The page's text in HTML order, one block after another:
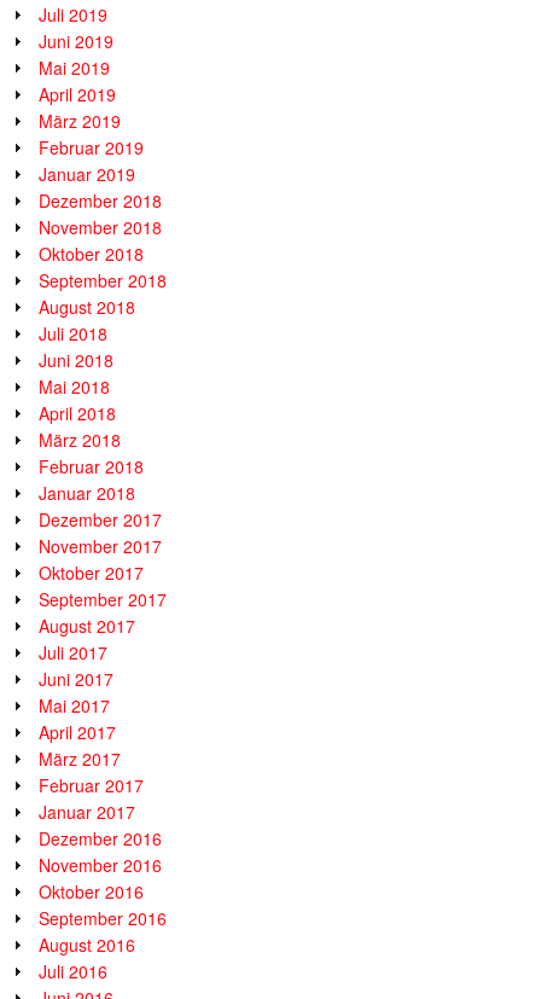
Juli 2019
Juni 2019
Mai 2019
April 2019
März 2019
Februar 2019
Januar 2019
Dezember 2018
November 2018
Oktober 2018
September 2018
August 2018
Juli 2018
Juni 2018
Mai 2018
April 2018
März 2018
Februar 2018
Januar 2018
Dezember 2017
November 2017
Oktober 2017
September 2017
August 2017
Juli 2017
Juni 2017
Mai 2017
April 2017
März 2017
Februar 2017
Januar 2017
Dezember 2016
November 2016
Oktober 2016
September 2016
August 2016
Juli 2016